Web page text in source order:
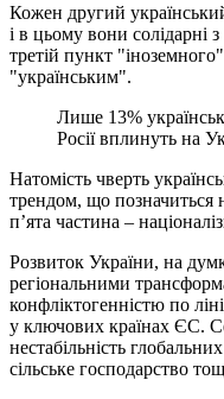
Кожен другий
і в цьому вони солідарні
третій пункт
"українським".
Лише 13%
Росії вплинуть на
Натомість чверть
трендом, що позначиться
п’ята частина –
Розвиток України, на
регіональними
конфліктогенністю по
у ключових країнах ЄС.
нестабільність
сільське господарство